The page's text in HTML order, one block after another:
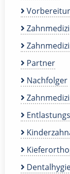
Partner
Nachfolger